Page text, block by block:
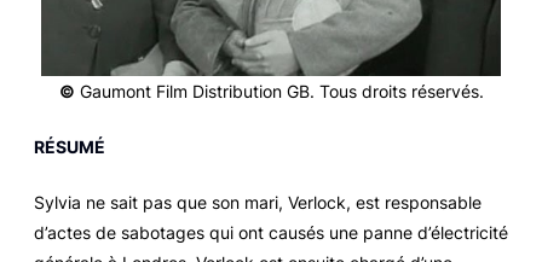
© Gaumont Film Distribution GB. Tous droits réservés.
RÉSUMÉ
Sylvia ne sait pas que son mari, Verlock, est responsable
d’actes de sabotages qui ont causés une panne d’électricité